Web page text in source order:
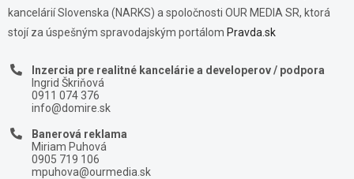
kancelárií Slovenska (NARKS) a spoločnosti OUR MEDIA SR, ktorá
stojí za úspešným spravodajským portálom Pravda.sk
Inzercia pre realitné kancelárie a developerov / podpora
Ingrid Škriňová
0911 074 376
info@domire.sk
Banerová reklama
Miriam Puhová
0905 719 106
mpuhova@ourmedia.sk